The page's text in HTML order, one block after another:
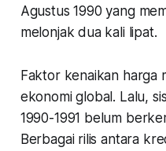
Agustus 1990 yang
melonjak dua kali lipat.
Faktor kenaikan harga
ekonomi global. Lalu,
1990-1991 belum
Berbagai rilis antara